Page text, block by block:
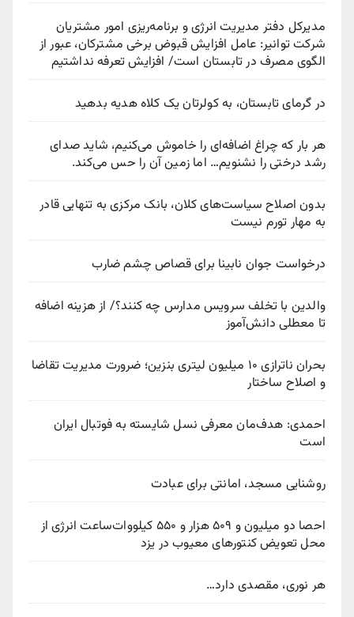
مدیرکل دفتر مدیریت انرژی و برنامه‌ریزی امور مشتریان
شرکت توانیر: عامل افزایش قبوض برخی مشترکان، عبور از
الگوی مصرف در تابستان است/ افزایش تعرفه نداشتیم
در گرمای تابستان، به کولرتان یک کلاه هدیه بدهید
هر بار که چراغ اضافه‌ای را خاموش می‌کنیم، شاید صدای
رشد درختی را نشنویم… اما زمین آن را حس می‌کند.
بدون اصلاح سیاست‌های کلان، بانک مرکزی به تنهایی قادر
به مهار تورم نیست
درخواست جوان نابینا برای قصاص چشم ضارب
والدین با تخلف سرویس مدارس چه کنند؟/ از هزینه اضافه
تا معطلی دانش‌آموز
بحران ناترازی ۱۰ میلیون لیتری بنزین؛ ضرورت مدیریت تقاضا
و اصلاح ساختار
احمدی: هدف‌مان معرفی نسل شایسته به فوتبال ایران
است
روشنایی مسجد، امانتی برای عبادت
احصا دو میلیون و ۵۰۹ هزار و ۵۵۰ کیلووات‌ساعت انرژی از
محل تعویض کنتورهای معیوب در یزد
هر نوری، مقصدی دارد…